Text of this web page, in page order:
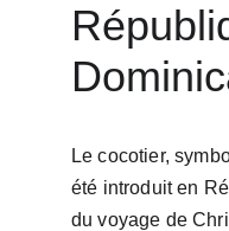
Le cocotier,
été introduit en
du voyage de